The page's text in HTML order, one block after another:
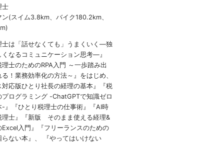
士
ン(スイム3.8km、バイク180.2km、
は「話せなくても」うまくいく ―独
くなるコミュニケーション思考―』
士のためのRPA入門 ～一歩踏み出
！業務効率化の方法～』をはじめ、
対応版ひとり社長の経理の基本』『税
プログラミング -ChatGPTで知識ゼロ
-』『ひとり税理士の仕事術』『AI時
理士』『新版 そのまま使える経理&
Excel入門』『フリーランスのための
らない本』、 『やってはいけない